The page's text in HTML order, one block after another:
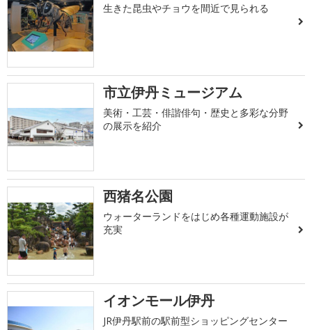
生きた昆虫やチョウを間近で見られる
市立伊丹ミュージアム
美術・工芸・俳諧俳句・歴史と多彩な分野
の展示を紹介
西猪名公園
ウォーターランドをはじめ各種運動施設が
充実
イオンモール伊丹
JR伊丹駅前の駅前型ショッピングセンター